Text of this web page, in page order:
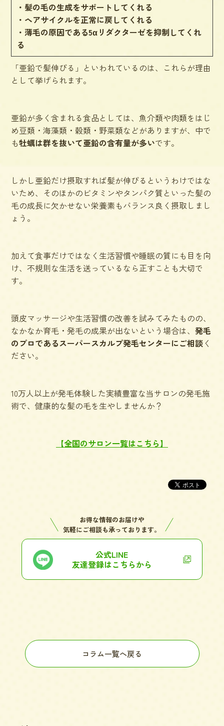
・髪の毛の生成をサポートしてくれる
・ヘアサイクルを正常に戻してくれる
・薄毛の原因である5αリダクターゼを抑制してくれ
る
「亜鉛で髪伸びる」といわれているのは、これらが理由
として挙げられます。
亜鉛が多く含まれる食品としては、魚介類や肉類をはじ
め豆類・海藻類・穀類・野菜類などがありますが、中で
も牡蠣は群を抜いて亜鉛の含有量が多いです。
しかし亜鉛だけ摂取すれば髪が伸びるというわけではな
いため、そのほかのビタミンやタンパク質といった髪の
毛の成長に欠かせない栄養素もバランス良く摂取 しまし
ょう。
加えて食事だけではなく生活習慣や睡眠の質にも目を向
け、不規則な生活を送っているなら正すことも大切で
す。
頭皮マッサージや生活習慣の改善を試みてみたものの、
なかなか育毛・発毛の成果が出ないという場合は、発毛
のプロであるスーパースカルプ発毛センターにご相談 く
ださい。
10万人以上が発毛体験した実績豊富な当サロンの発毛施
術で、健康的な髪の毛を生やしませんか？
【全国のサロン一覧はこちら】
お得な情報のお届けや
気軽にご相談も承っております。
公式LINE
友達登録はこちらから
コラム一覧へ戻る